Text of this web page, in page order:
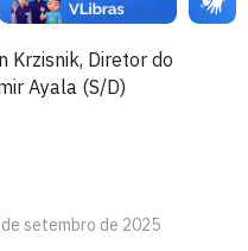
Krzisnik, Diretor do
Ayala (S/D)
setembro de 2025